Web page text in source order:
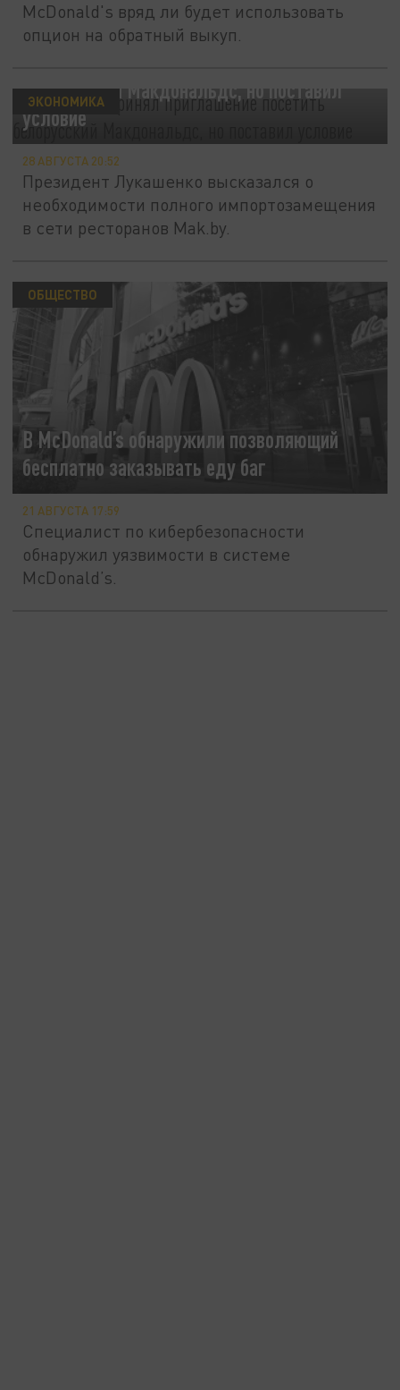
McDonald's вряд ли будет использовать
опцион на обратный выкуп.
белорусский Макдональдс, но поставил
условие
ЭКОНОМИКА
28 АВГУСТА 20:52
Президент Лукашенко высказался о
необходимости полного импортозамещения
в сети ресторанов Mak.by.
В McDonald’s обнаружили позволяющий
бесплатно заказывать еду баг
ОБЩЕСТВО
21 АВГУСТА 17:59
Специалист по кибербезопасности
обнаружил уязвимости в системе
McDonald’s.